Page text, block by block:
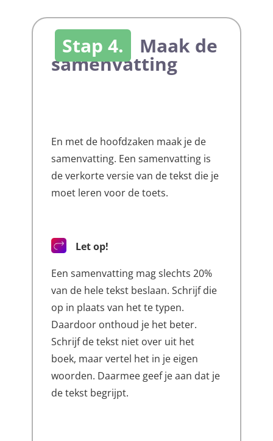
Stap 4. Maak de
samenvatting
En met de hoofdzaken maak je de
samenvatting. Een samenvatting is
de verkorte versie van de tekst die je
moet leren voor de toets.
Let op!
Een samenvatting mag slechts 20%
van de hele tekst beslaan. Schrijf die
op in plaats van het te typen.
Daardoor onthoud je het beter.
Schrijf de tekst niet over uit het
boek, maar vertel het in je eigen
woorden. Daarmee geef je aan dat je
de tekst begrijpt.